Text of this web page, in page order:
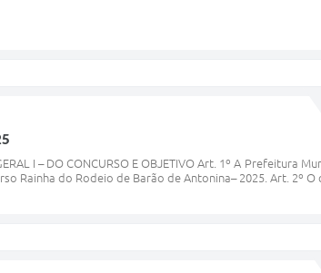
I – DO CONCURSO E OBJETIVO Art. 1º A Prefeitura
Rainha do Rodeio de Barão de Antonina– 2025. Art. 2º O